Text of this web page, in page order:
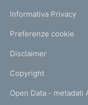
Informativa Privacy
Preferenze cookie
Disclaimer
Copyright
Open Data - metadati